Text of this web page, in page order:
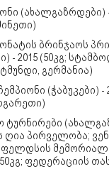
(ახალგაზრდები) -
ბრინჯაოს
- 2015 (50კგ;
გერმანია)
(ჭაბუკები) -
ღია პირველობა;
ფედერაციის